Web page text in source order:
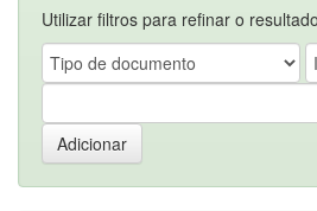
Utilizar filtros para refinar o